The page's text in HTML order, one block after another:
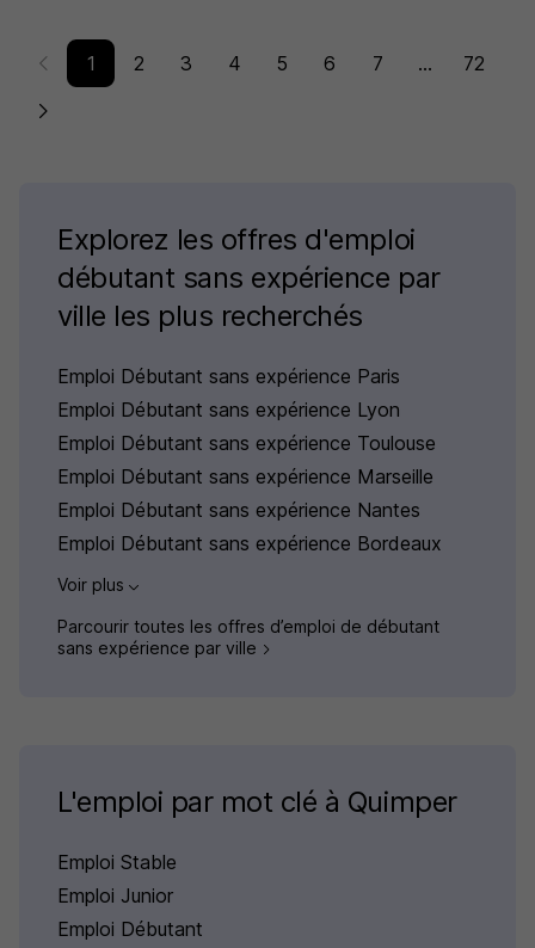
1 2 3 4 5 6 7 ... 72
Explorez les offres d'emploi
débutant sans expérience par
ville les plus recherchés
Emploi Débutant sans expérience Paris
Emploi Débutant sans expérience Lyon
Emploi Débutant sans expérience Toulouse
Emploi Débutant sans expérience Marseille
Emploi Débutant sans expérience Nantes
Emploi Débutant sans expérience Bordeaux
Voir plus
Parcourir toutes les offres d’emploi de débutant
sans expérience par ville
L'emploi par mot clé à Quimper
Emploi Stable
Emploi Junior
Emploi Débutant